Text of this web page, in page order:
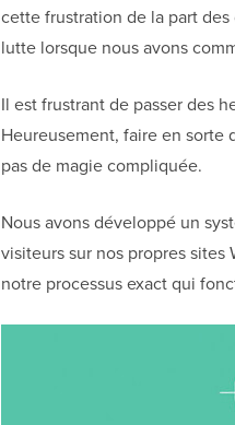
cette frustration de la part
lutte lorsque nous avons
Il est frustrant de passer des
Heureusement, faire en sorte
pas de magie compliquée.
Nous avons développé un
visiteurs sur nos propres sites
notre processus exact qui